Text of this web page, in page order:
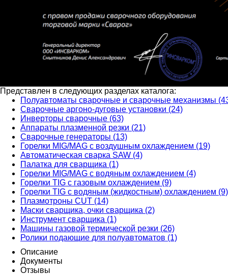
Представлен в следующих разделах каталога:
Полуавтоматы сварочные и сварочные механизмы
Сварочные аргоно-дуговые установки (24)
Инверторы сварочные (63)
Аппараты плазменной резки (21)
Сварочные генераторы (13)
Горелки MIG/MAG с воздушным охлаждением (19)
Автоматическая сварка SAW (4)
Палатка для сварщика (1)
Горелки MIG/MAG с водяным охлаждением (4)
Горелки TIG с газовым охлаждением (9)
Горелки TIG с водяным (жидкостным) охлаждением (9)
Плазмотроны CUT (14)
Маски сварщика, очки сварщика (2)
Инструмент сварщика (1)
Машины газовой термической резки (26)
Ролики подающие для полуавтоматов (1)
Описание
Документы
Отзывы